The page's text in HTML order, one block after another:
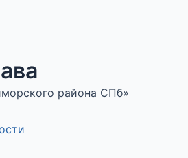
района СПб»